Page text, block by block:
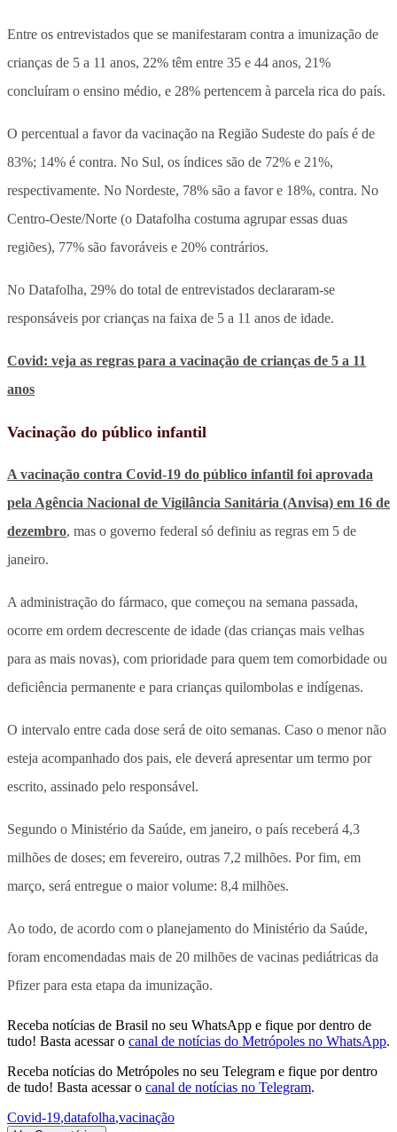
Entre os entrevistados que se manifestaram contra a imunização de
crianças de 5 a 11 anos, 22% têm entre 35 e 44 anos, 21%
concluíram o ensino médio, e 28% pertencem à parcela rica do país.
O percentual a favor da vacinação na Região Sudeste do país é de
83%; 14% é contra. No Sul, os índices são de 72% e 21%,
respectivamente. No Nordeste, 78% são a favor e 18%, contra. No
Centro-Oeste/Norte (o Datafolha costuma agrupar essas duas
regiões), 77% são favoráveis e 20% contrários.
No Datafolha, 29% do total de entrevistados declararam-se
responsáveis por crianças na faixa de 5 a 11 anos de idade.
Covid: veja as regras para a vacinação de crianças de 5 a 11
anos
Vacinação do público infantil
A vacinação contra Covid-19 do público infantil foi aprovada
pela Agência Nacional de Vigilância Sanitária (Anvisa) em 16 de
dezembro, mas o governo federal só definiu as regras em 5 de
janeiro.
A administração do fármaco, que começou na semana passada,
ocorre em ordem decrescente de idade (das crianças mais velhas
para as mais novas), com prioridade para quem tem comorbidade ou
deficiência permanente e para crianças quilombolas e indígenas.
O intervalo entre cada dose será de oito semanas. Caso o menor não
esteja acompanhado dos pais, ele deverá apresentar um termo por
escrito, assinado pelo responsável.
Segundo o Ministério da Saúde, em janeiro, o país receberá 4,3
milhões de doses; em fevereiro, outras 7,2 milhões. Por fim, em
março, será entregue o maior volume: 8,4 milhões.
Ao todo, de acordo com o planejamento do Ministério da Saúde,
foram encomendadas mais de 20 milhões de vacinas pediátricas da
Pfizer para esta etapa da imunização.
Receba notícias de Brasil no seu WhatsApp e fique por dentro de
tudo! Basta acessar o canal de notícias do Metrópoles no WhatsApp.
Receba notícias do Metrópoles no seu Telegram e fique por dentro
de tudo! Basta acessar o canal de notícias no Telegram.
Covid-19,datafolha,vacinação